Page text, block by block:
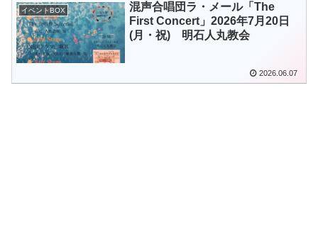
イベントBOX
混声合唱団ラ・メール「The
First Concert」2026年7月20日
(月・祝) 明石人丸教会
2026.06.07